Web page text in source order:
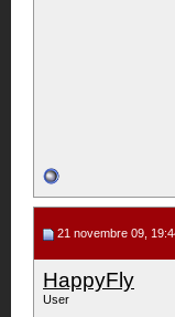
21 novembre 09,
HappyFly
User